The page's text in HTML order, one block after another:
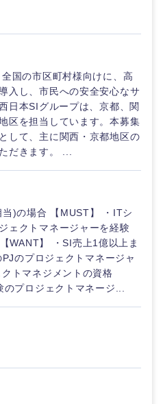
国の市区町村様向けに、高
入し、市民への安全安心なサ
日本SIグループは、京都、関
区を担当しています。本募集
して、主に関西・京都地区の
だきます。 ...
)の場合 【MUST】 ・ITシ
ェクトマネージャーを経験
WANT】 ・SI売上1億以上ま
のプロジェクトマネージャ
トマネジメントの資格
プロジェクトマネージ...